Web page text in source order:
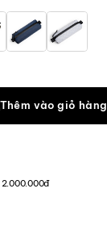
Thêm vào giỏ hàng
2.000.000đ